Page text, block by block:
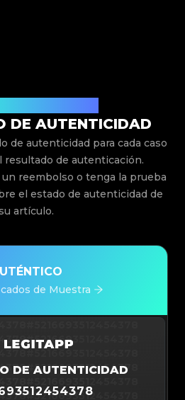
DE AUTENTICIDAD
de autenticidad para cada caso
resultado de autenticación.
reembolso o tenga la prueba
el estado de autenticidad de
artículo.
de Muestra
#5216693512454378
#5216693512454378
#5216693512454378
#5216693512454378
DE AUTENTICIDAD